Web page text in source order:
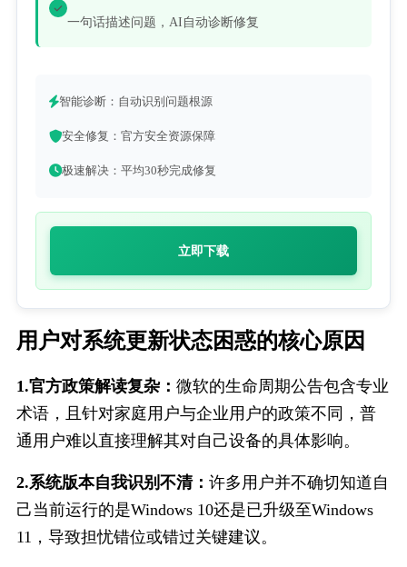
一句话描述问题，AI自动诊断修复
智能诊断：自动识别问题根源
安全修复：官方安全资源保障
极速解决：平均30秒完成修复
立即下载
用户对系统更新状态困惑的核心原因
1.官方政策解读复杂： 微软的生命周期公告包含专业
术语，且针对家庭用户与企业用户的政策不同，普
通用户难以直接理解其对自己设备的具体影响。
2.系统版本自我识别不清： 许多用户并不确切知道自
己当前运行的是Windows 10还是已升级至Windows
11，导致担忧错位或错过关键建议。